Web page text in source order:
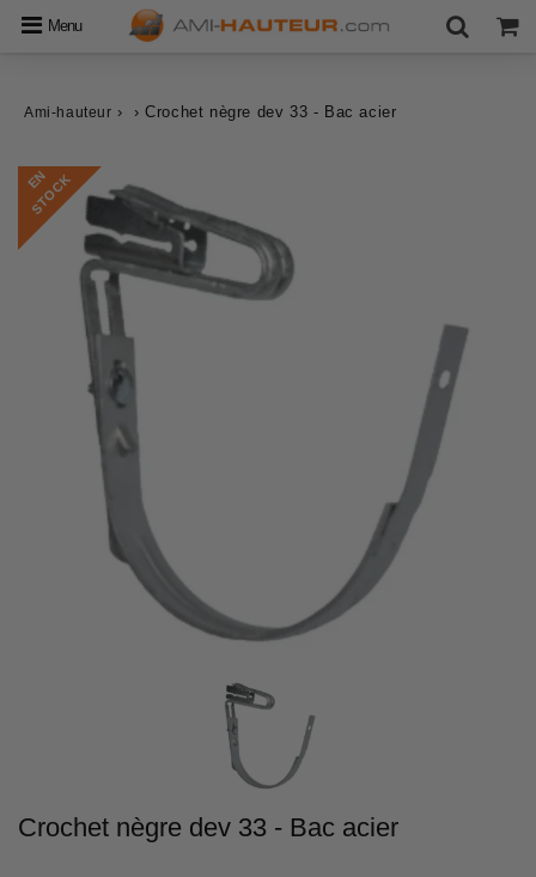
Menu
Ami-hauteur › › Crochet nègre dev 33 - Bac acier
E
N
S
T
O
C
K
Crochet nègre dev 33 - Bac acier